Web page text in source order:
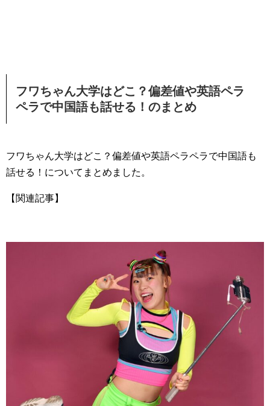
フワちゃん大学はどこ？偏差値や英語ペラ
ペラで中国語も話せる！のまとめ
フワちゃん大学はどこ？偏差値や英語ペラペラで中国語も
話せる！についてまとめました。
【関連記事】